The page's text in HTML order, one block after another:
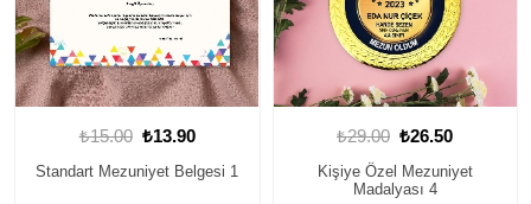
₺15.00 ₺13.90
Standart Mezuniyet Belgesi 1
₺29.00 ₺26.50
Kişiye Özel Mezuniyet
Madalyası 4